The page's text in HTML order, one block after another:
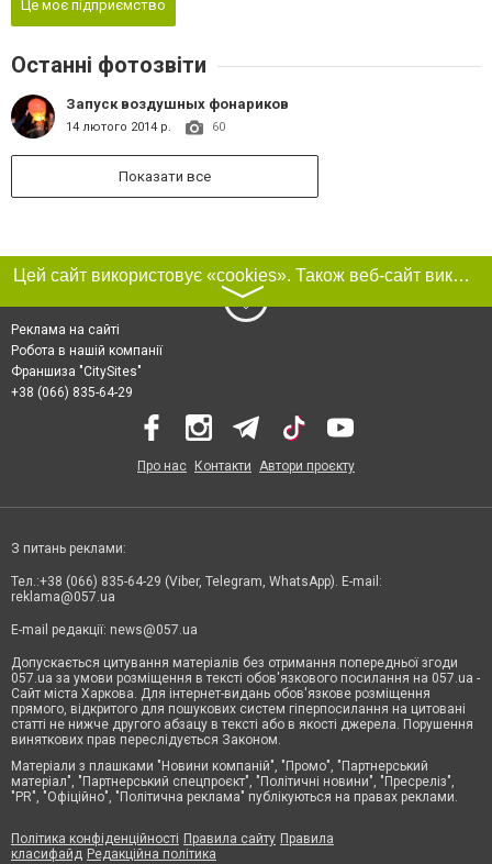
Це моє підприємство
Останні фотозвіти
Запуск воздушных фонариков
14 лютого 2014 р. 60
Показати все
Цей сайт використовує «cookies». Також веб-сайт використовує інтернет-сервіс для збору технічних даних стосовно відвідувачів з метою отримання маркетингової та статистичної інформації. Умови обробки даних відвідувачів сайту див.
〉
Реклама на сайті
Робота в нашій компанії
Франшиза "CitySites"
+38 (066) 835-64-29
Про нас Контакти Автори проєкту
З питань реклами:
Тел.:+38 (066) 835-64-29 (Viber, Telegram, WhatsApp). E-mail:
reklama@057.ua
E-mail редакції: news@057.ua
Допускається цитування матеріалів без отримання попередньої згоди
057.ua за умови розміщення в тексті обов'язкового посилання на 057.ua -
Сайт міста Харкова. Для інтернет-видань обов'язкове розміщення
прямого, відкритого для пошукових систем гіперпосилання на цитовані
статті не нижче другого абзацу в тексті або в якості джерела. Порушення
виняткових прав переслідується Законом.
Матеріали з плашками "Новини компаній", "Промо", "Партнерський
матеріал", "Партнерський спецпроєкт", "Політичні новини", "Пресреліз",
"PR", "Офіційно", "Політична реклама" публікуються на правах реклами.
Політика конфіденційності Правила сайту Правила
класифайд Редакційна політика